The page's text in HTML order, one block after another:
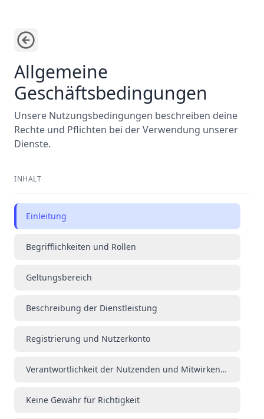
Allgemeine
Geschäftsbedingungen
Unsere Nutzungsbedingungen beschreiben deine
Rechte und Pflichten bei der Verwendung unserer
Dienste.
INHALT
Einleitung
Begrifflichkeiten und Rollen
Geltungsbereich
Beschreibung der Dienstleistung
Registrierung und Nutzerkonto
Verantwortlichkeit der Nutzenden und Mitwirkenden
Keine Gewähr für Richtigkeit